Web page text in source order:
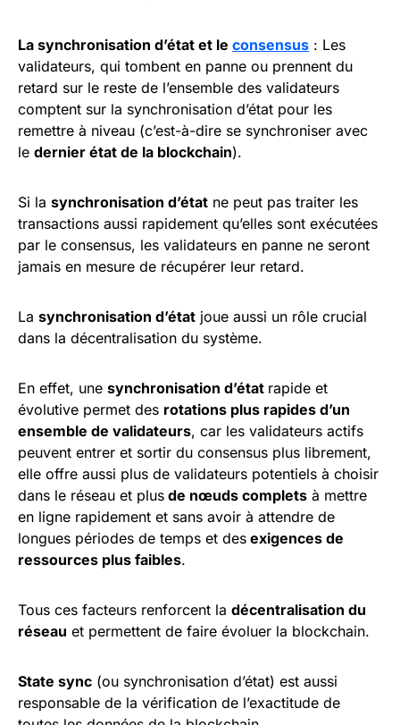
La synchronisation d’état et le consensus : Les
validateurs, qui tombent en panne ou prennent du
retard sur le reste de l’ensemble des validateurs
comptent sur la synchronisation d’état pour les
remettre à niveau (c’est-à-dire se synchroniser avec
le dernier état de la blockchain).
Si la synchronisation d’état ne peut pas traiter les
transactions aussi rapidement qu’elles sont exécutées
par le consensus, les validateurs en panne ne seront
jamais en mesure de récupérer leur retard.
La synchronisation d’état joue aussi un rôle crucial
dans la décentralisation du système.
En effet, une synchronisation d’état rapide et
évolutive permet des rotations plus rapides d’un
ensemble de validateurs, car les validateurs actifs
peuvent entrer et sortir du consensus plus librement,
elle offre aussi plus de validateurs potentiels à choisir
dans le réseau et plus de nœuds complets à mettre
en ligne rapidement et sans avoir à attendre de
longues périodes de temps et des exigences de
ressources plus faibles.
Tous ces facteurs renforcent la décentralisation du
réseau et permettent de faire évoluer la blockchain.
State sync (ou synchronisation d’état) est aussi
responsable de la vérification de l’exactitude de